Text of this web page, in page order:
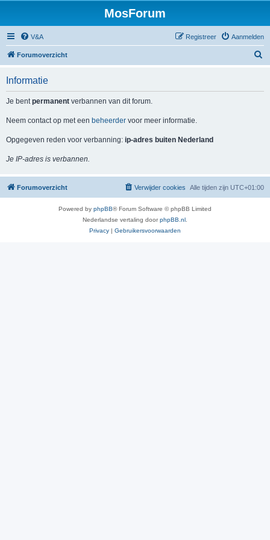
MosForum
V&A Aanmelden
Registreer
Forumoverzicht
Informatie
Je bentpermanent verbannen van dit forum.
Neem contact op met een beheerder voor meer informatie.
Opgegeven reden voor verbanning: ip-adres buiten Nederland
Je IP-adres is verbannen.
Forumoverzicht Alle tijden zijn UTC+01:00
Verwijder cookies
Powered by phpBB® Forum Software © phpBB Limited
Nederlandse vertaling doorphpBB.nl
Privacy | Gebruikersvoorwaarden